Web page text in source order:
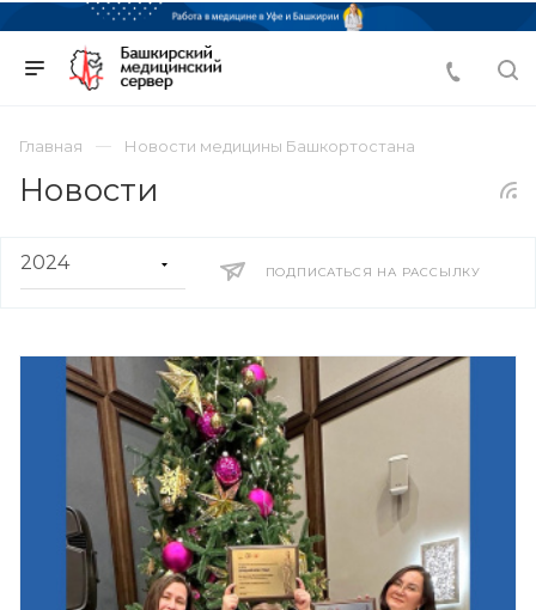
Главная Новости медицины Башкортостана
Новости
ПОДПИСАТЬСЯ НА РАССЫЛКУ